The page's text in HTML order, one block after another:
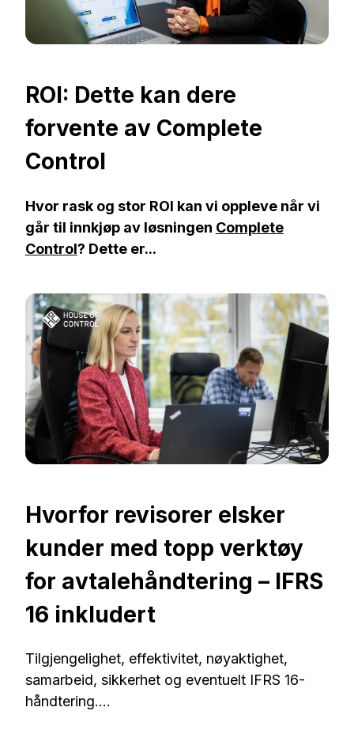
ROI: Dette kan dere
forvente av Complete
Control
Hvor rask og stor ROI kan vi oppleve når vi
går til innkjøp av løsningen Complete
Control? Dette er...
Hvorfor revisorer elsker
kunder med topp verktøy
for avtalehåndtering – IFRS
16 inkludert
Tilgjengelighet, effektivitet, nøyaktighet,
samarbeid, sikkerhet og eventuelt IFRS 16-
håndtering....